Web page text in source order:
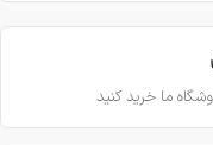
ما خرید کنید